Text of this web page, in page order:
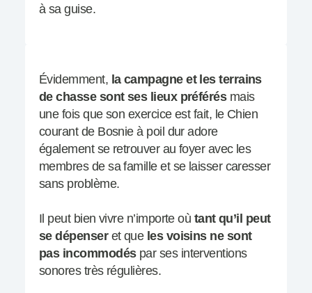
à sa guise.
Évidemment, la campagne et les terrains
de chasse sont ses lieux préférésmais
une fois que son exercice est fait, le Chien
courant de Bosnie à poil dur adore
également se retrouver au foyer avec les
membres de sa famille et se laisser caresser
sans problème.
Il peut bien vivre n’importe où tant qu’il peut
se dépenseret que les voisins ne sont
pas incommodéspar ses interventions
sonores très régulières.